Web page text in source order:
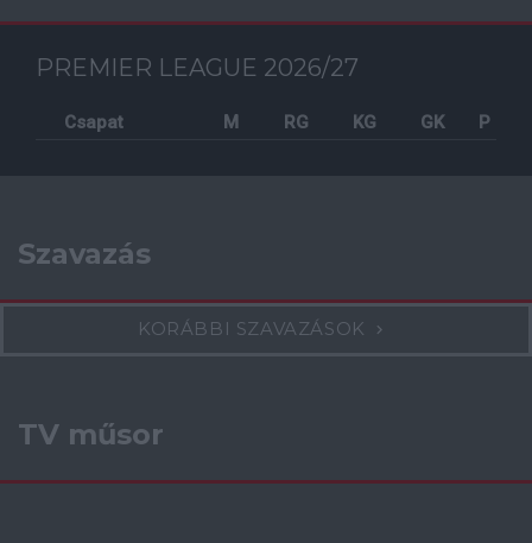
PREMIER LEAGUE 2026/27
Csapat M RG KG GK P
Szavazás
KORÁBBI SZAVAZÁSOK
TV műsor